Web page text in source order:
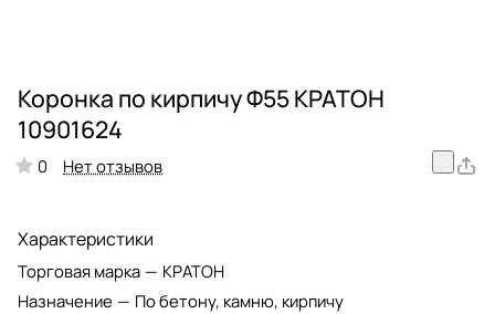
Коронка по кирпичу Ф55 КРАТОН
10901624
0 Нет отзывов
Характеристики
Торговая марка — КРАТОН
Назначение — По бетону, камню, кирпичу